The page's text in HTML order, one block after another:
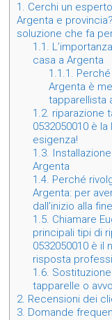
1. Cerchi un
Argenta e
soluzione che fa
1.1.
casa a Argenta
1.1.1.
Argenta è
tapparellista
1.2. riparazione
0532050010 è
esigenza!
1.3.
Argenta
1.4. Perché
Argenta: per
dall’inizio alla
1.5. Chiamare
principali tipi di
0532050010 è il
risposta
1.6.
tapparelle o
2. Recensioni dei
3. Domande